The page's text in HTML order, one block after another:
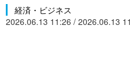
カテゴリー
国際・海外
経済・ビジネス
2026.06.13 11:26 / 2026.06.13